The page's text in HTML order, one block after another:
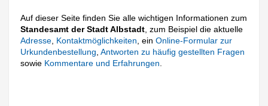
Auf dieser Seite finden Sie alle wichtigen Informationen zum
Standesamt der Stadt Albstadt , zum Beispiel die aktuelle
Adresse Kontaktmöglichkeiten , einOnline-Formular zur
Urkundenbestellung ,Antworten zu häufig gestellten Fragen
sowie Kommentare und Erfahrungen